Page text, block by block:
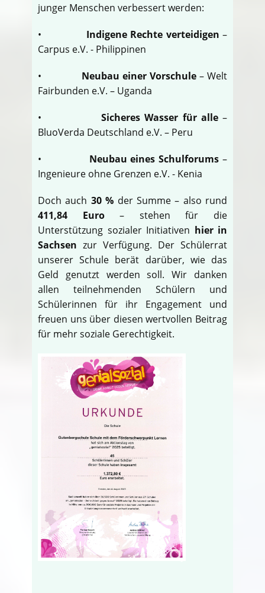
junger Menschen verbessert werden:
• Indigene Rechte verteidigen –
Carpus e.V. - Philippinen
• Neubau einer Vorschule – Welt
Fairbunden e.V. – Uganda
•Sicheres Wasser für alle–
BluoVerda Deutschland e.V. – Peru
• Neubau eines Schulforums –
Ingenieure ohne Grenzen e.V. - Kenia
Doch auch 30 % der Summe – also rund
411,84 Euro– stehen für die
Unterstützung sozialer Initiativen hier in
Sachsen zur Verfügung. Der Schülerrat
unserer Schule berät darüber, wie das
Geld genutzt werden soll. Wir danken
allen teilnehmenden Schülern und
Schülerinnen für ihr Engagement und
freuen uns über diesen wertvollen Beitrag
für mehr soziale Gerechtigkeit.